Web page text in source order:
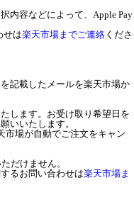
内容などによって、Apple Pay
せは楽天市場までご連絡 くださ
記載したメールを楽天市場か
します。お受け取り希望日を
いいたします。
市場が自動でご注文をキャン
だけません。
るお問い合わせは楽天市場ま